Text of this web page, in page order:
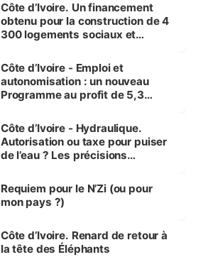
Côte d’Ivoire. Un financement
obtenu pour la construction de 4
300 logements sociaux et
et Yamoussoukro
Côte d’Ivoire - Emploi et
autonomisation : un nouveau
Programme au profit de 5,3
Côte d’Ivoire - Hydraulique.
Autorisation ou taxe pour puiser
de l’eau ? Les précisions
Requiem pour le N’Zi (ou pour
mon pays ?)
Côte d’Ivoire. Renard de retour à
la tête des Éléphants